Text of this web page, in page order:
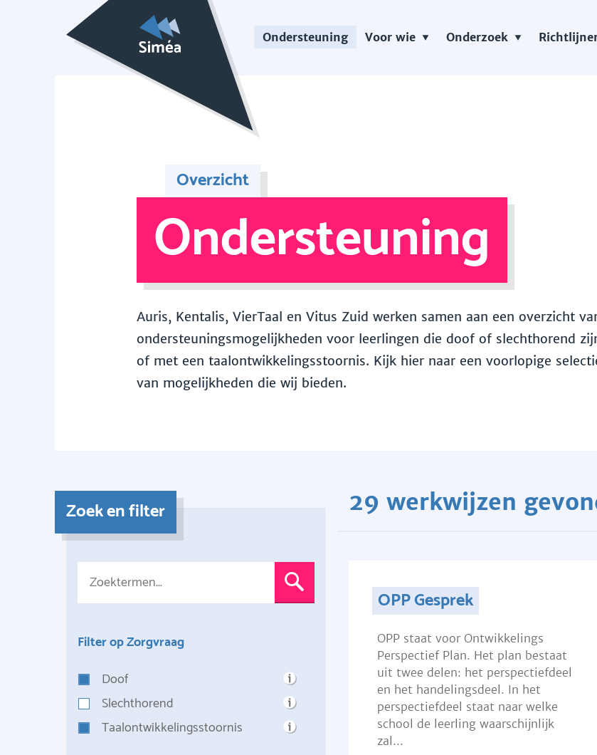
Ondersteuning Voor wie Onderzoek
Overzicht
Ondersteuning
Auris, Kentalis, VierTaal en Vitus Zuid werken samen aan een overzicht
ondersteuningsmogelijkheden voor leerlingen die doof of slechthorend
of met een taalontwikkelingsstoornis. Kijk hier naar een voorlopige
van mogelijkheden die wij bieden.
Zoek en filter
Filter op Zorgvraag
Doof
Slechthorend
Taalontwikkelingsstoornis
29 werkwijzen
OPP Gesprek
OPP staat voor Ontwikkelings
Perspectief Plan. Het plan bestaat
uit twee delen: het perspectiefdeel
en het handelingsdeel. In het
perspectiefdeel staat naar welke
school de leerling waarschijnlijk
zal...